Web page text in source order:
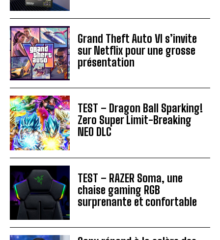
Grand Theft Auto VI s’invite
sur Netflix pour une grosse
présentation
TEST – Dragon Ball Sparking!
Zero Super Limit-Breaking
NEO DLC
TEST – RAZER Soma, une
chaise gaming RGB
surprenante et confortable